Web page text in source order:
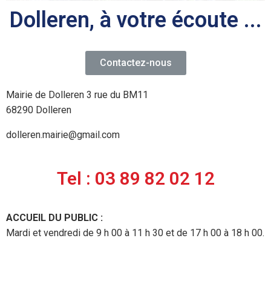
Dolleren, à votre écoute ...
Contactez-nous
Mairie de Dolleren 3 rue du BM11
68290 Dolleren
dolleren.mairie@gmail.com
Tel : 03 89 82 02 12
ACCUEIL DU PUBLIC :
Mardi et vendredi de 9 h 00 à 11 h 30 et de 17 h 00 à 18 h 00.